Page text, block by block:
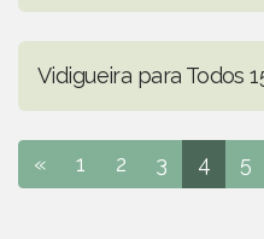
Vidigueira para Todos
« 1 2 3 4 5